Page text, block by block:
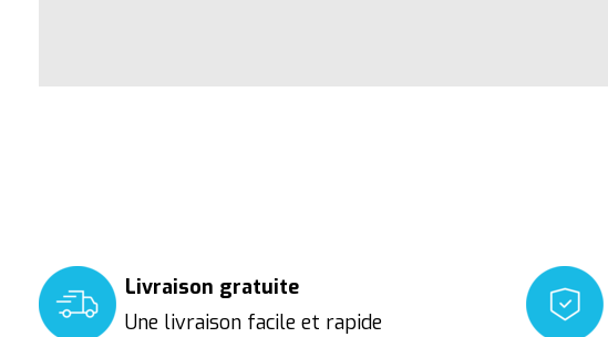
Livraison gratuite
Une livraison facile et rapide